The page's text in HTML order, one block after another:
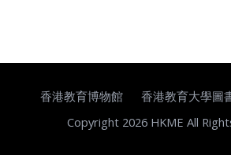
香港教育博物館 香港教育大學圖
Copyright 2026 HKME All